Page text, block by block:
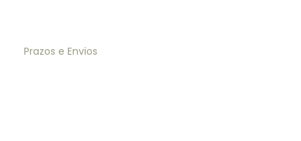
Prazos e Envios